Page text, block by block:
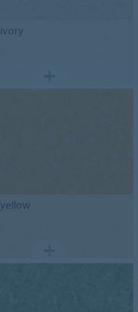
ivory
yellow